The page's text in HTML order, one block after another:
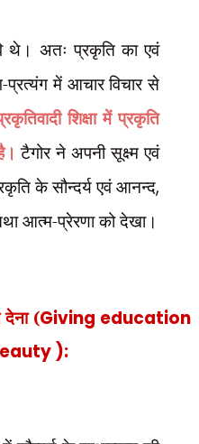
थे। अतः प्रकृति का एवं
में आचार विचार से
शिक्षा में प्रकृति
टैगोर ने अपनी सूक्ष्म एवं
के सौन्दर्य एवं आनन्द,
आत्म-प्रेरणा को देखा।
देना (Giving education
):